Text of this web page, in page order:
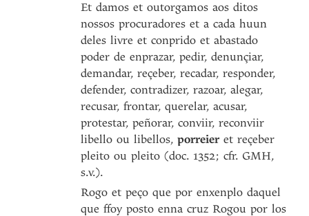
Et damos et outorgamos aos ditos
nossos procuradores et a cada huun
deles livre et conprido et abastado
poder de enprazar, pedir, denunçiar,
demandar, reçeber, recadar, responder,
defender, contradizer, razoar, alegar,
recusar, frontar, querelar, acusar,
protestar, peñorar, conviir, reconviir
libello ou libellos,porreieret reçeber
pleito ou pleito (doc. 1352; cfr. GMH,
s.v.).
Rogo et peço que por enxenplo daquel
que ffoy posto enna cruz Rogou por los